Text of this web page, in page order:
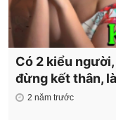
Có 2 kiểu
đừng kết thân,
2 năm trước